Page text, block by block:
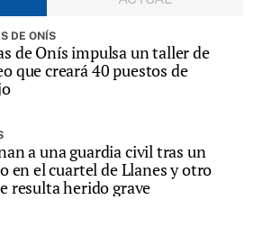
DE ONÍS
de Onís impulsa un taller de
que creará 40 puestos de
a una guardia civil tras un
en el cuartel de Llanes y otro
resulta herido grave